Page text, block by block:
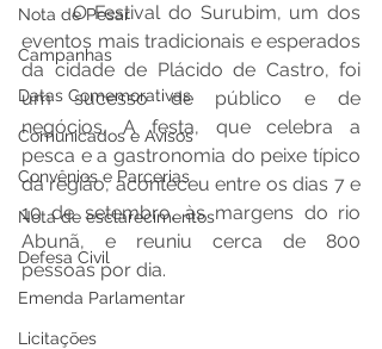
Nota de Pesar
Campanhas
Datas Comemorativas
Comunicados e Avisos
Convênios e Parcerias
Nota de esclarecimentos
Defesa Civil
Emenda Parlamentar
Licitações
O Festival do Surubim, um dos
eventos mais tradicionais e esperados
da cidade de Plácido de Castro, foi
um sucesso de público e de
negócios. A festa, que celebra a
pesca e a gastronomia do peixe típico
da região, aconteceu entre os dias 7 e
10 de setembro, às margens do rio
Abunã, e reuniu cerca de 800
pessoas por dia.